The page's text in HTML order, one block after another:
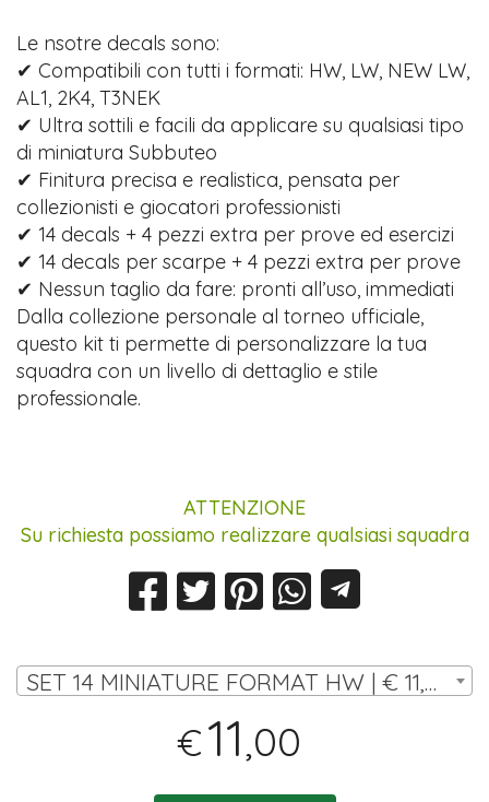
Le nsotre decals sono:
✔ Compatibili con tutti i formati: HW, LW, NEW LW,
AL1, 2K4, T3NEK
✔ Ultra sottili e facili da applicare su qualsiasi tipo
di miniatura Subbuteo
✔ Finitura precisa e realistica, pensata per
collezionisti e giocatori professionisti
✔ 14 decals + 4 pezzi extra per prove ed esercizi
✔ 14 decals per scarpe + 4 pezzi extra per prove
✔ Nessun taglio da fare: pronti all’uso, immediati
Dalla collezione personale al torneo ufficiale,
questo kit ti permette di personalizzare la tua
squadra con un livello di dettaglio e stile
professionale.
ATTENZIONE
Su richiesta possiamo realizzare qualsiasi squadra
SET 14 MINIATURE FORMAT HW | € 11,00
€11,00